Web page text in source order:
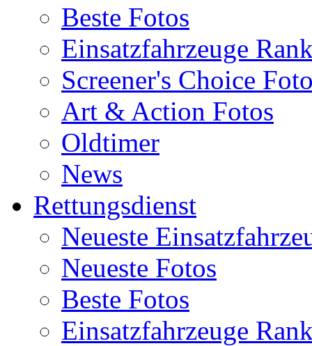
Beste Fotos
Einsatzfahrzeuge
Screener's Choice
Art & Action Fotos
Oldtimer
News
Rettungsdienst
Neueste
Neueste Fotos
Beste Fotos
Einsatzfahrzeuge